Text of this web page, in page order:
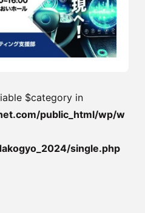
$category in
public_html/wp/w
single.php